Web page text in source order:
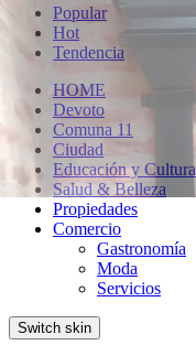
Popular
Hot
Tendencia
HOME
Devoto
Comuna 11
Ciudad
Educación y Cultura
Salud & Belleza
Propiedades
Comercio
Gastronomía
Moda
Servicios
Switch skin